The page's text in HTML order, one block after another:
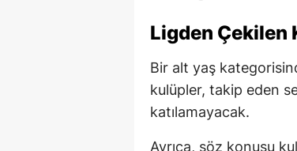
Ligden Çekilen
Bir alt yaş
kulüpler, takip eden
katılamayacak.
Ayrıca, söz konusu